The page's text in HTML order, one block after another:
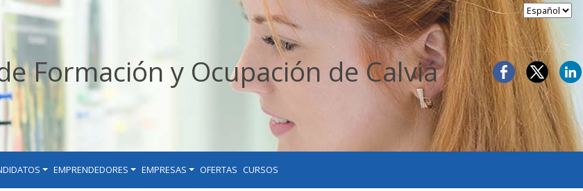
Formación y Ocupación de Calviá
EMPRENDEDORES EMPRESAS OFERTAS CURSOS